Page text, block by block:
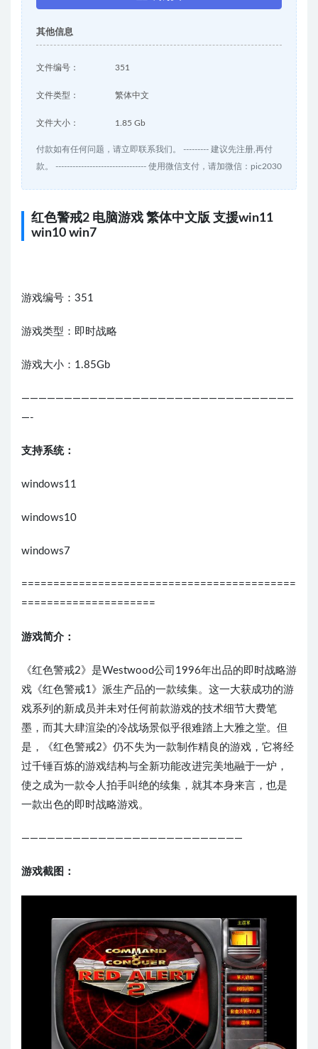
其他信息
文件编号： 351
文件类型： 繁体中文
文件大小： 1.85 Gb
付款如有任何问题，请立即联系我们。 --------- 建议先注册,再付
款。 -------------------------------- 使用微信支付，请加微信：pic2030
红色警戒2 电脑游戏 繁体中文版 支援win11
win10 win7
游戏编号：351
游戏类型：即时战略
游戏大小：1.85Gb
————————————————————————————————
—-
支持系统：
windows11
windows10
windows7
===========================================
=====================
游戏简介：
《红色警戒2》是Westwood公司1996年出品的即时战略游
戏《红色警戒1》派生产品的一款续集。这一大获成功的游
戏系列的新成员并未对任何前款游戏的技术细节大费笔
墨，而其大肆渲染的冷战场景似乎很难踏上大雅之堂。但
是，《红色警戒2》仍不失为一款制作精良的游戏，它将经
过千锤百炼的游戏结构与全新功能改进完美地融于一炉，
使之成为一款令人拍手叫绝的续集，就其本身来言，也是
一款出色的即时战略游戏。
——————————————————————————
游戏截图：